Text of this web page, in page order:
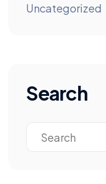
Uncategorized
Search